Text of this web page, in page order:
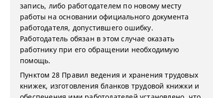
запись, либо работодателем по новому месту
работы на основании официального документа
работодателя, допустившего ошибку.
Работодатель обязан в этом случае оказать
работнику при его обращении необходимую
помощь.
Пунктом 28 Правил ведения и хранения трудовых
книжек, изготовления бланков трудовой книжки и